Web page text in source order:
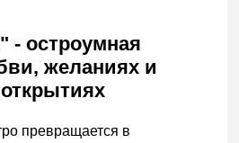
- остроумная
желаниях и
превращается в